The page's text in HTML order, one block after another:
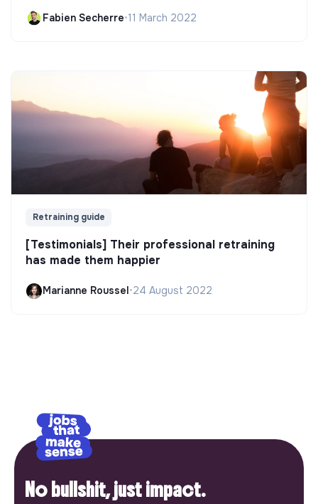
Fabien Secherre•11 March 2022
Retraining guide
[Testimonials] Their professional retraining
has made them happier
Marianne Roussel•24 August 2022
No bullshit, just impact.